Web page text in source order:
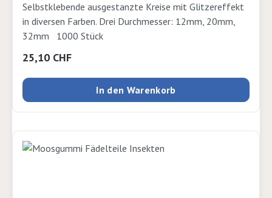
Selbstklebende ausgestanzte Kreise mit Glitzereffekt
in diversen Farben. Drei Durchmesser: 12mm, 20mm,
32mm 1000 Stück
Regulärer Preis:
25,10 CHF
In den Warenkorb